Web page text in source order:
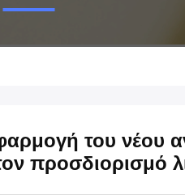
του νέου
προσδιορισμό